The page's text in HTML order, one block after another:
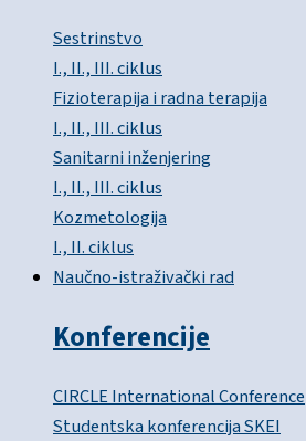
Sestrinstvo
I., II., III. ciklus
Fizioterapija i radna terapija
I., II., III. ciklus
Sanitarni inženjering
I., II., III. ciklus
Kozmetologija
I., II. ciklus
Naučno-istraživački rad
Konferencije
CIRCLE International Conference
Studentska konferencija SKEI